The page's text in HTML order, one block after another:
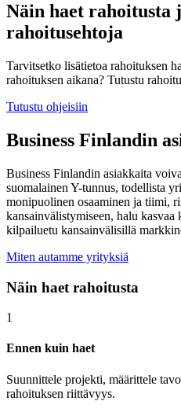
Näin haet rahoitusta
rahoitusehtoja
Tarvitsetko lisätietoa rahoituksen
rahoituksen aikana? Tutustu
Tutustu ohjeisiin
Business Finlandin
Business Finlandin asiakkaita
suomalainen Y-tunnus, todellista
monipuolinen osaaminen ja tiimi,
kansainvälistymiseen, halu
kilpailuetu kansainvälisillä
Miten autamme yrityksiä
Näin haet rahoitusta
1
Ennen kuin haet
Suunnittele projekti, määrittele
rahoituksen riittävyys.